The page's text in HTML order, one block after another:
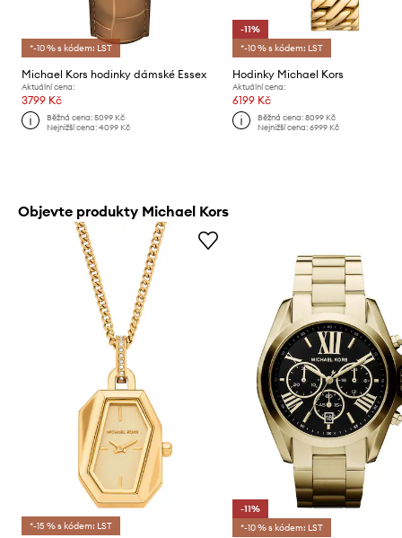
*-10 % s kódem: LST
Michael Kors hodinky dámské Essex
Aktuální cena:
3799 Kč
Běžná cena:5099 Kč
Nejnižší cena:4099 Kč
-11%
*-10 % s kódem: LST
Hodinky Michael Kors
Aktuální cena:
6199 Kč
Běžná cena: 8099 Kč
Nejnižší cena: 6999 Kč
Objevte produkty Michael Kors
*-15 % s kódem: LST
-11%
*-10 % s kódem: LST